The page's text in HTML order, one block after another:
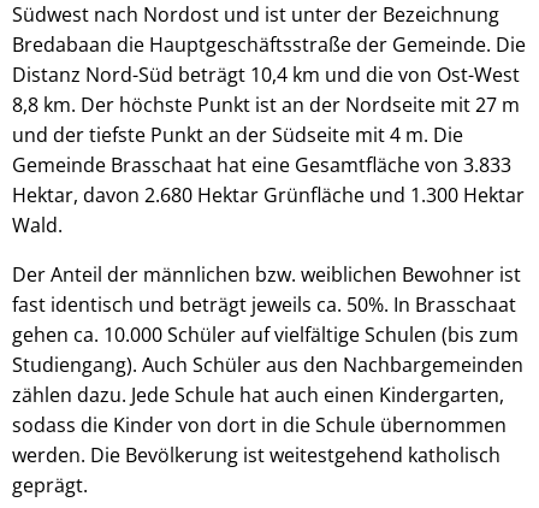
Südwest nach Nordost und ist unter der Bezeichnung
Bredabaan die Hauptgeschäftsstraße der Gemeinde. Die
Distanz Nord-Süd beträgt 10,4 km und die von Ost-West
8,8 km. Der höchste Punkt ist an der Nordseite mit 27 m
und der tiefste Punkt an der Südseite mit 4 m. Die
Gemeinde Brasschaat hat eine Gesamtfläche von 3.833
Hektar, davon 2.680 Hektar Grünfläche und 1.300 Hektar
Wald.
Der Anteil der männlichen bzw. weiblichen Bewohner ist
fast identisch und beträgt jeweils ca. 50%. In Brasschaat
gehen ca. 10.000 Schüler auf vielfältige Schulen (bis zum
Studiengang). Auch Schüler aus den Nachbargemeinden
zählen dazu. Jede Schule hat auch einen Kindergarten,
sodass die Kinder von dort in die Schule übernommen
werden. Die Bevölkerung ist weitestgehend katholisch
geprägt.